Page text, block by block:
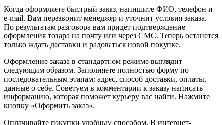
Когда оформляете быстрый заказ, напишите ФИО, телефон и
e-mail. Вам перезвонит менеджер и уточнит условия заказа.
По результатам разговора вам придет подтверждение
оформления товара на почту или через СМС. Теперь останется
только ждать доставки и радоваться новой покупке.
Оформление заказа в стандартном режиме выглядит
следующим образом. Заполняете полностью форму по
последовательным этапам: адрес, способ доставки, оплаты,
данные о себе. Советуем в комментарии к заказу написать
информацию, которая поможет курьеру вас найти. Нажмите
кнопку «Оформить заказ».
Оплачивайте покупки удобным способом. В интернет-